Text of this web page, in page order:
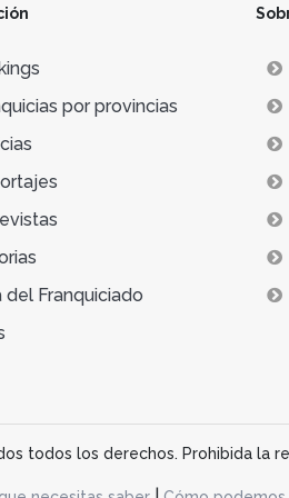
por provincias
del Franquiciado
todos los derechos. Prohibida